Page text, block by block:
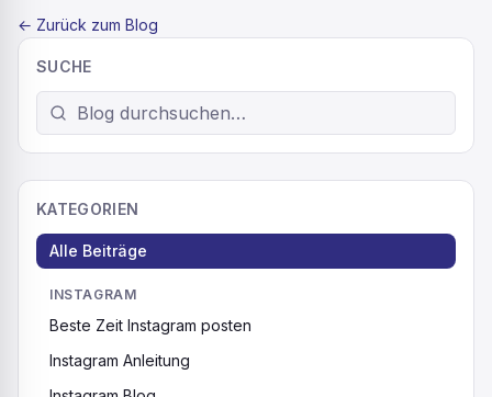
← Zurück zum Blog
SUCHE
KATEGORIEN
Alle Beiträge
INSTAGRAM
Beste Zeit Instagram posten
Instagram Anleitung